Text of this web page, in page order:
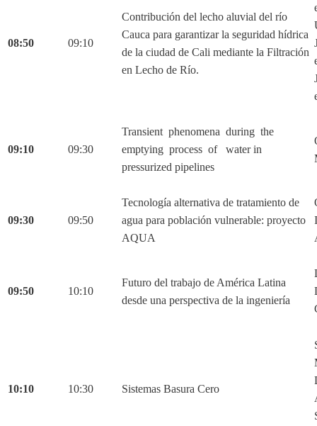
08:50 09:10
Contribución del lecho aluvial del río
Cauca para garantizar la seguridad hídrica
de la ciudad de Cali mediante la Filtración
en Lecho de Río.
09:10 09:30
Transient phenomena during the
emptying process of water in
pressurized pipelines
09:30 09:50
Tecnología alternativa de tratamiento de
agua para población vulnerable: proyecto
AQUA
09:50 10:10
Futuro del trabajo de América Latina
desde una perspectiva de la ingeniería
10:10 10:30 Sistemas Basura Cero